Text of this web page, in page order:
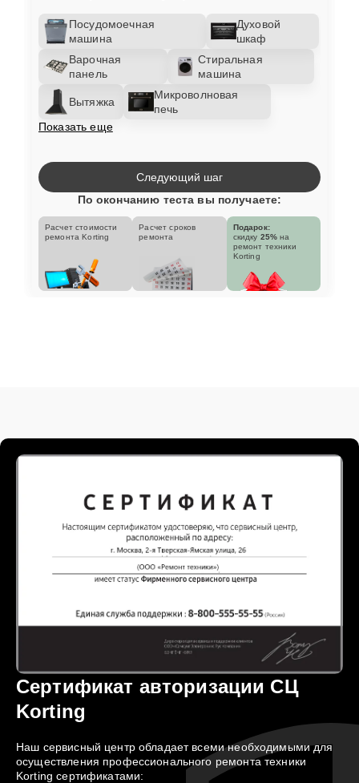
Посудомоечная
машина
Духовой
шкаф
Варочная
панель
Стиральная
машина
Вытяжка
Микроволновая
печь
Показать еще
Следующий шаг
По окончанию теста вы получаете:
Расчет стоимости
ремонта Korting
Расчет сроков
ремонта
Подарок:
скидку 25% на
ремонт техники
Korting
Сертификат авторизации СЦ
Korting
Наш сервисный центр обладает всеми необходимыми для
осуществления профессионального ремонта техники
Korting сертификатами: